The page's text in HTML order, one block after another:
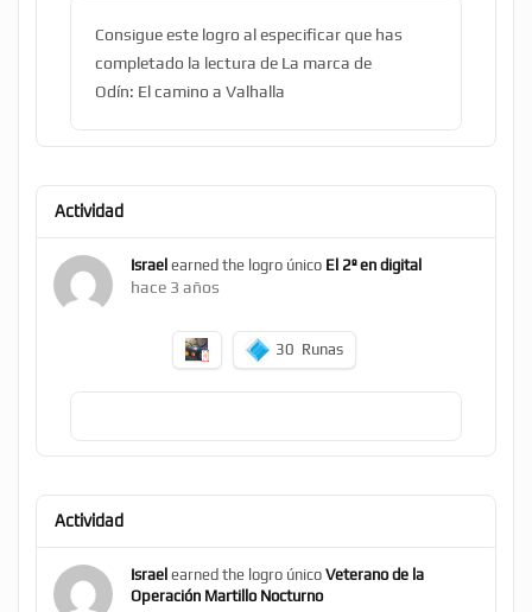
Consigue este logro al especificar que has
completado la lectura de La marca de
Odín: El camino a Valhalla
Actividad
Israel earned the logro único El 2º en digital
hace 3 años
30 Runas
Actividad
Israel earned the logro único Veterano de la
Operación Martillo Nocturno